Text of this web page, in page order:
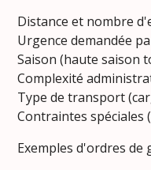
Distance et nombre
Urgence demandée
Saison (haute saison
Complexité
Type de transport
Contraintes spéciales
Exemples d'ordres de